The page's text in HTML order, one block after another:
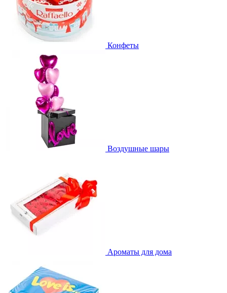
Конфеты
Воздушные шары
Ароматы для дома